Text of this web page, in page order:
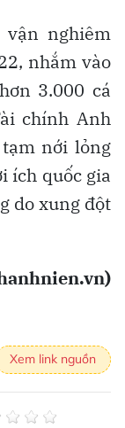
nghiêm
nhắm vào
3.000 cá
chính Anh
nới lỏng
ích quốc gia
do xung đột
Xem link nguồn